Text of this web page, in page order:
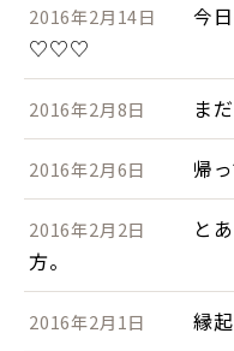
2016年2月14日
今
♡♡♡
2016年2月8日 ま
2016年2月6日 帰
2016年2月2日
と
方。
2016年2月1日 縁